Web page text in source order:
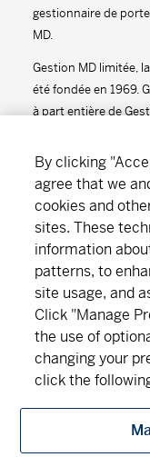
Série D -
Série F -
Fonds de
Série A -
Fonds
Série A -
Série D -
Série F -
Fonds
gestionnaire de
MD.
Gestion MD limitée,
été fondée en 1969.
à part entière de
By clicking
agree that we
cookies and
sites. These
information
patterns, to
site usage, and
Click "Manage
the use of
changing your
click the
Notre
Trouver un
Gestion financière MD